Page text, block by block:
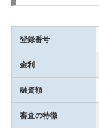
登録番号
金利
融資額
審査の特徴